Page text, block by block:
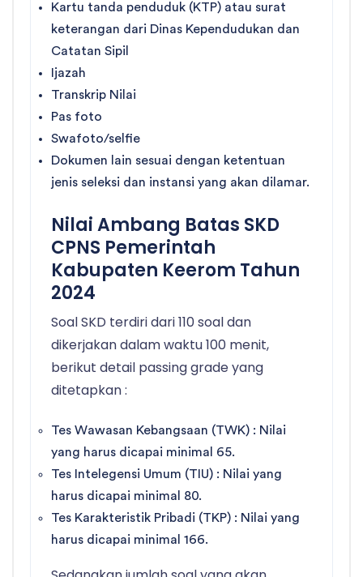
Kartu tanda penduduk (KTP) atau surat
keterangan dari Dinas Kependudukan dan
Catatan Sipil
Ijazah
Transkrip Nilai
Pas foto
Swafoto/selfie
Dokumen lain sesuai dengan ketentuan
jenis seleksi dan instansi yang akan dilamar.
Nilai Ambang Batas SKD
CPNS Pemerintah
Kabupaten Keerom Tahun
2024
Soal SKD terdiri dari 110 soal dan
dikerjakan dalam waktu 100 menit,
berikut detail passing grade yang
ditetapkan :
Tes Wawasan Kebangsaan (TWK) : Nilai
yang harus dicapai minimal 65.
Tes Intelegensi Umum (TIU) : Nilai yang
harus dicapai minimal 80.
Tes Karakteristik Pribadi (TKP) : Nilai yang
harus dicapai minimal 166.